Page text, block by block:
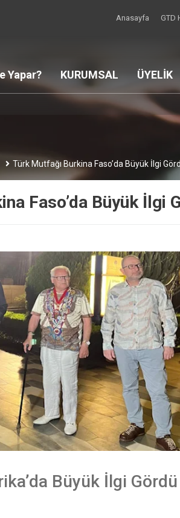
Anasayfa GTD
Yapar? KURUMSAL ÜYELİK
Türk Mutfağı Burkina Faso’da Büyük İlgi
Faso’da Büyük İlgi
Büyük İlgi Gördü